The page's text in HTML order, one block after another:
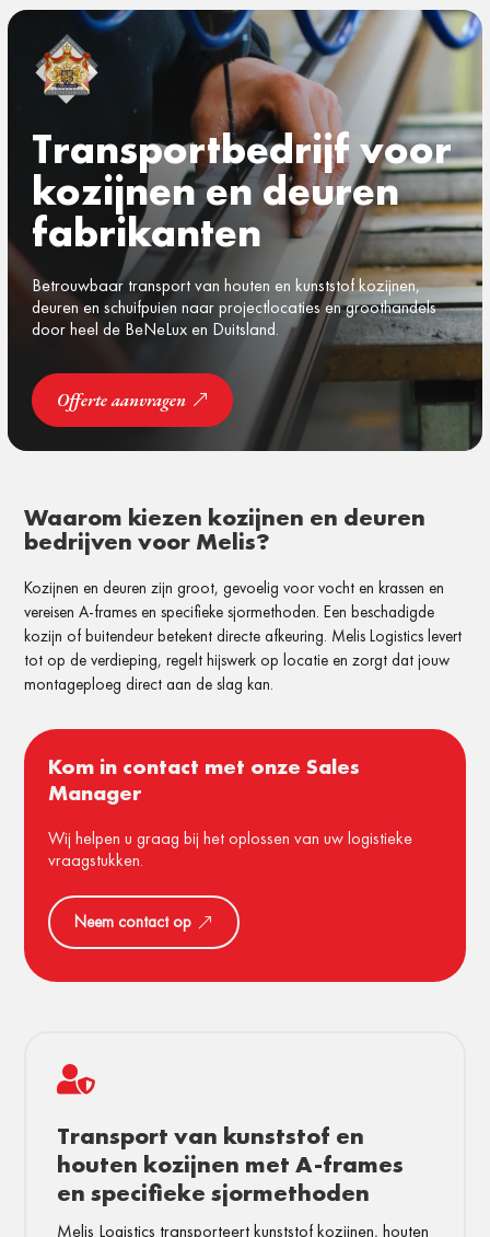
Transportbedrijf voor
kozijnen en deuren
fabrikanten
Betrouwbaar transport van houten en kunststof kozijnen,
deuren en schuifpuien naar projectlocaties en groothandels
door heel de BeNeLux en Duitsland.
Offerte aanvragen
Waarom kiezen kozijnen en deuren
bedrijven voor Melis?
Kozijnen en deuren zijn groot, gevoelig voor vocht en krassen en
vereisen A-frames en specifieke sjormethoden. Een beschadigde
kozijn of buitendeur betekent directe afkeuring. Melis Logistics levert
tot op de verdieping, regelt hijswerk op locatie en zorgt dat jouw
montageploeg direct aan de slag kan.
Kom in contact met onze Sales
Manager
Wij helpen u graag bij het oplossen van uw logistieke
vraagstukken.
Neem contact op

Transport van kunststof en
houten kozijnen met A-frames
en specifieke sjormethoden
Melis Logistics transporteert kunststof kozijnen, houten